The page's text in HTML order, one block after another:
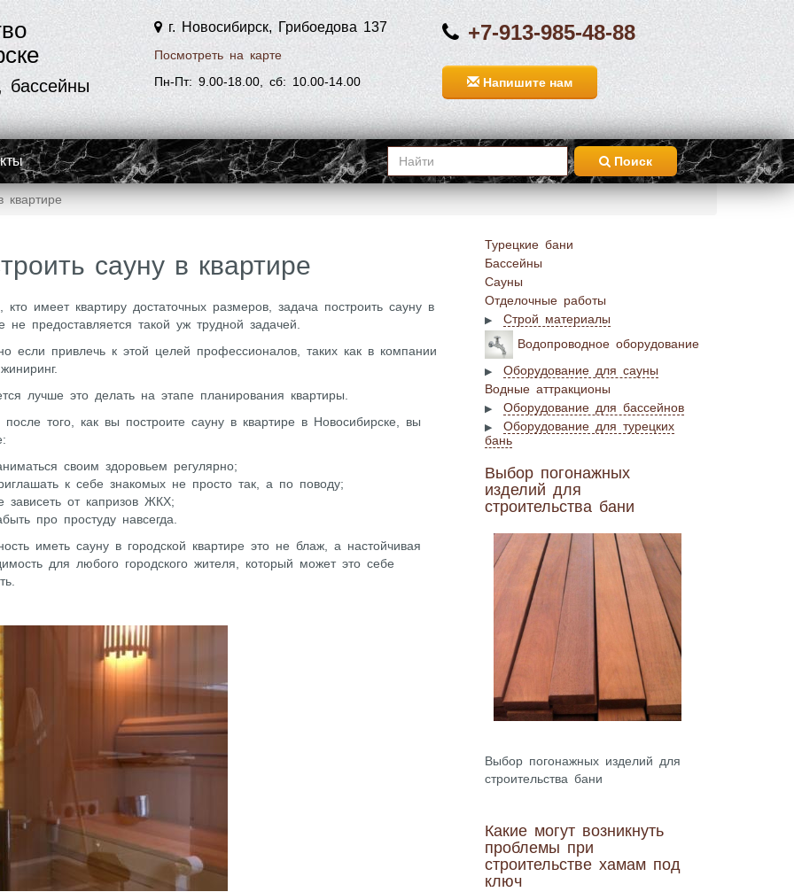
г. Новосибирск, Грибоедова 137
Посмотреть на карте
Пн-Пт: 9.00-18.00, сб: 10.00-14.00
+7-913-985-48-88
Напишите нам
Поиск
квартире
сауну в квартире
кто имеет квартиру достаточных размеров, задача построить сауну в
не предоставляется такой уж трудной задачей.
если привлечь к этой целей профессионалов, таких как в компании
лучше это делать на этапе планирования квартиры.
того, как вы построите сауну в квартире в Новосибирске, вы
своим здоровьем регулярно;
к себе знакомых не просто так, а по поводу;
зависеть от капризов ЖКХ;
про простуду навсегда.
иметь сауну в городской квартире это не блаж, а настойчивая
для любого городского жителя, который может это себе
Турецкие бани
Бассейны
Сауны
Отделочные работы
Строй материалы
Водопроводное оборудование
Оборудование для сауны
Водные аттракционы
Оборудование для бассейнов
Оборудование для турецких
бань
Выбор погонажных
изделий для
строительства бани
Выбор погонажных изделий для
строительства бани
Какие могут возникнуть
проблемы при
строительстве хамам под
ключ